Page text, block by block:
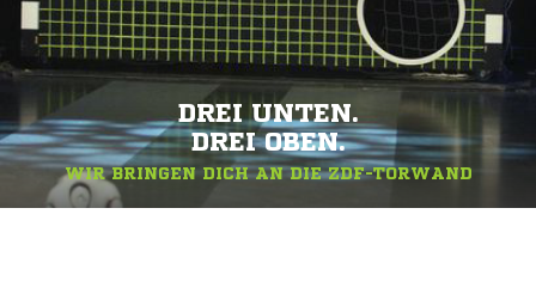
DREI UNTEN.
DREI OBEN.
WIR BRINGEN DICH AN DIE ZDF-TORWAND